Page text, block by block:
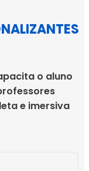
o aluno
e imersiva